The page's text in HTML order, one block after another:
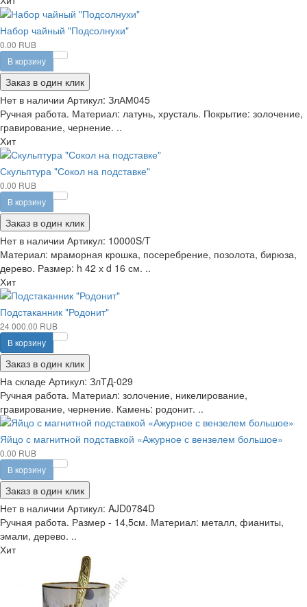
Набор чайный "Подсолнухи"
0.00 RUB
В корзину
Заказ в один клик
Нет в наличии Артикул: ЗлАМ045
Ручная работа. Материал: латунь, хрусталь. Покрытие: золочение,
гравирование, чернение. ..
Хит
Скульптура "Сокол на подставке"
0.00 RUB
В корзину
Заказ в один клик
Нет в наличии Артикул: 10000S/T
Материал: мраморная крошка, посеребрение, позолота, бирюза,
дерево. Размер: h 42 х d 16 см. ..
Хит
Подстаканник "Родонит"
24 000.00 RUB
В корзину
Заказ в один клик
На складе Артикул: ЗлТД-029
Ручная работа. Материал: золочение, никелирование,
гравирование, чернение. Камень: родонит. ..
Яйцо с магнитной подставкой «Ажурное с вензелем большое»
0.00 RUB
В корзину
Заказ в один клик
Нет в наличии Артикул: AJD0784D
Ручная работа. Размер - 14,5см. Материал: металл, фианиты,
эмали, дерево. ..
Хит